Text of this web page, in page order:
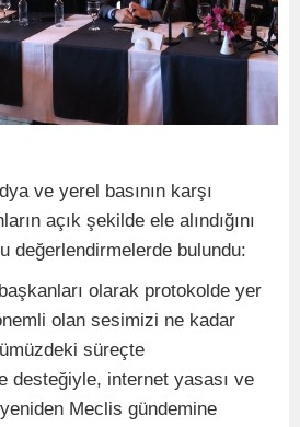
ve yerel basının karşı
açık şekilde ele alındığını
değerlendirmelerde bulundu:
olarak protokolde yer
olan sesimizi ne kadar
süreçte
desteğiyle, internet yasası ve
Meclis gündemine